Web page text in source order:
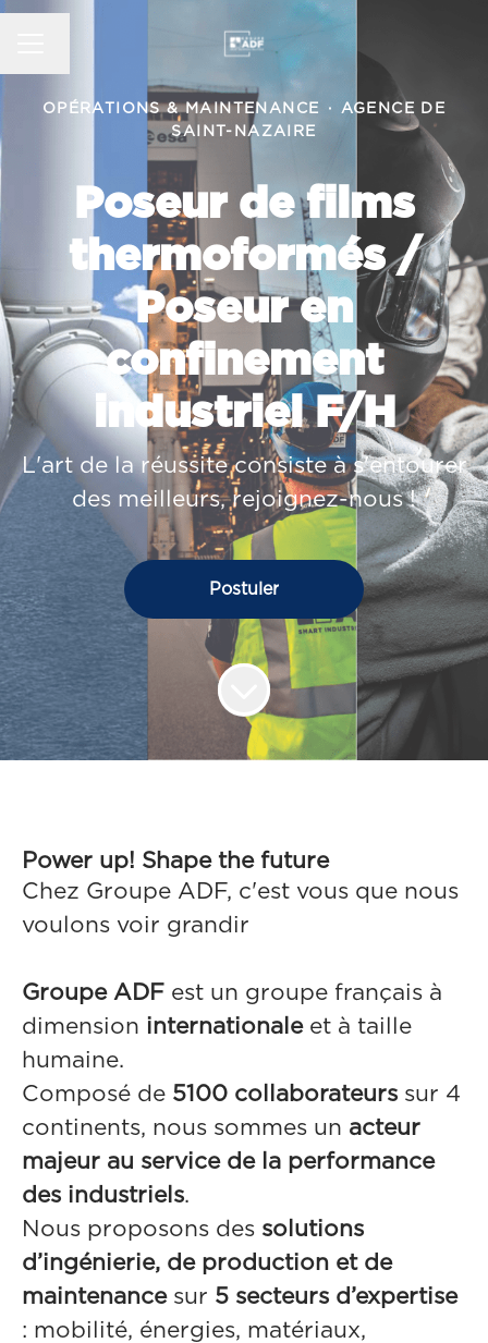
OPÉRATIONS & MAINTENANCE ·
AGENCE DE
SAINT-NAZAIRE
Poseur de films
thermoformés /
Poseur en
confinement
industriel F/H
L'art de la réussite consiste à s'entourer
des meilleurs, rejoignez-nous !
Postuler
Power up! Shape the future
Chez Groupe ADF, c'est vous que nous
voulons voir grandir
Groupe ADF est un groupe français à
dimension internationale et à taille
humaine.
Composé de 5100 collaborateurs sur 4
continents, nous sommes un acteur
majeur au service de la performance
des industriels.
Nous proposons des solutions
d’ingénierie, de production et de
maintenancesur 5 secteurs d’expertise
: mobilité, énergies, matériaux,